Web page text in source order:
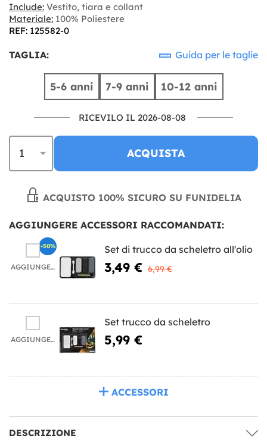
Include: Vestito, tiara e collant
Materiale: 100% Poliestere
REF: 125582-0
TAGLIA: Guida per le taglie
5-6 anni 7-9 anni 10-12 anni
RICEVILO IL 2026-08-08
ACQUISTA
ACQUISTO 100% SICURO SU FUNIDELIA
AGGIUNGERE ACCESSORI RACCOMANDATI:
AGGIUNGERE
Set di trucco da scheletro all'olio
3,49 € 6,99 €
-50%
AGGIUNGERE
Set trucco da scheletro
5,99 €
ACCESSORI
DESCRIZIONE